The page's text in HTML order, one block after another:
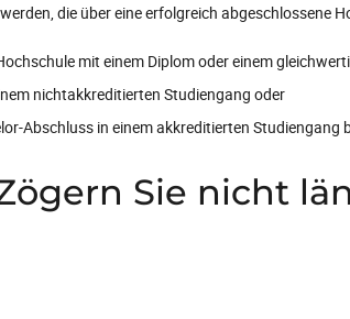
die über eine erfolgreich abgeschlossene
mit einem Diplom oder einem
nichtakkreditierten Studiengang oder
Abschluss in einem akkreditierten Studiengang
Sie nicht